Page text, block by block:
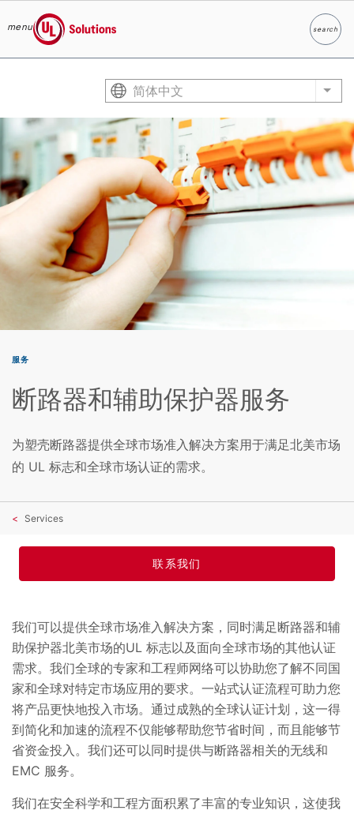
menu
UL Solutions
searchSearch
简体中文 List
服务
断路器和辅助保护器服务
为塑壳断路器提供全球市场准入解决方案用于满足北美市场
的 UL 标志和全球市场认证的需求。
Services
联系我们
我们可以提供全球市场准入解决方案，同时满足断路器和辅
助保护器北美市场的UL 标志以及面向全球市场的其他认证
需求。我们全球的专家和工程师网络可以协助您了解不同国
家和全球对特定市场应用的要求。一站式认证流程可助力您
将产品更快地投入市场。通过成熟的全球认证计划，这一得
到简化和加速的流程不仅能够帮助您节省时间，而且能够节
省资金投入。我们还可以同时提供与断路器相关的无线和
EMC 服务。
我们在安全科学和工程方面积累了丰富的专业知识，这使我